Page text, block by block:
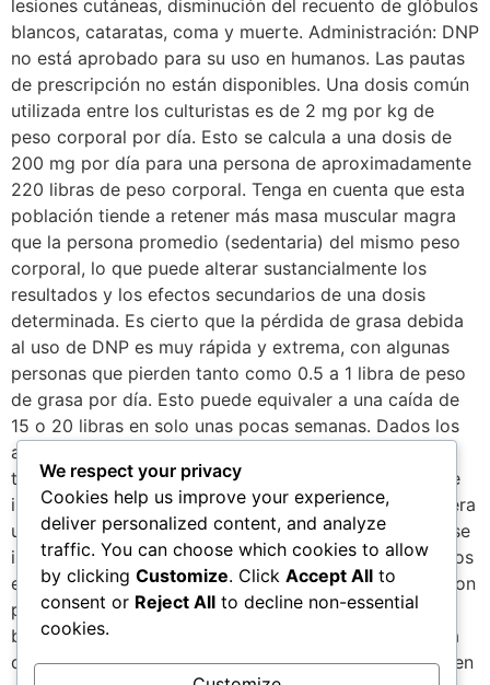
lesiones cutáneas, disminución del recuento de glóbulos
blancos, cataratas, coma y muerte. Administración: DNP
no está aprobado para su uso en humanos. Las pautas
de prescripción no están disponibles. Una dosis común
utilizada entre los culturistas es de 2 mg por kg de
peso corporal por día. Esto se calcula a una dosis de
200 mg por día para una persona de aproximadamente
220 libras de peso corporal. Tenga en cuenta que esta
población tiende a retener más masa muscular magra
que la persona promedio (sedentaria) del mismo peso
corporal, lo que puede alterar sustancialmente los
resultados y los efectos secundarios de una dosis
determinada. Es cierto que la pérdida de grasa debida
al uso de DNP es muy rápida y extrema, con algunas
personas que pierden tanto como 0.5 a 1 libra de peso
de grasa por día. Esto puede equivaler a una caída de
15 o 20 libras en solo unas pocas semanas. Dados los
altos riesgos asociados con el DNP por lo general, se
toma solo por unas pocas semanas a la vez. La fuerte
incidencia de efectos secundarios también se considera
un indicador de que el medicamento debe suspenderse
inmediatamente. Tenga en cuenta que la mayoría de los
expertos consideran al DNP como un medicamento con
peligros inherentes que superan con creces sus
beneficios potenciales. Disponibilidad: El DNP no está
disponible como medicamento veterinario o humano en
We respect your privacy
Cookies help us improve your experience,
deliver personalized content, and analyze
traffic. You can choose which cookies to allow
by clicking Customize. Click Accept All to
consent or Reject All to decline non-essential
cookies.